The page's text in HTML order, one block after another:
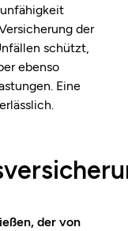
der
schützt,
ebenso
Eine
der von